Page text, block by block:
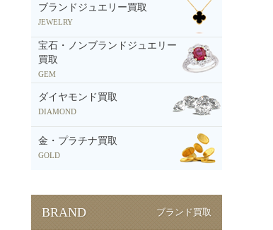
ブランドジュエリー買取
JEWELRY
宝石・ノンブランドジュエリー
買取
GEM
ダイヤモンド買取
DIAMOND
金・プラチナ買取
GOLD
BRAND ブランド買取